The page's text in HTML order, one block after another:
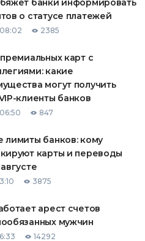
ПОЛИСЫ
О СТРАХОВЫХ
банки информировать
о статусе платежей
2385
карт с
какие
могут получить
клиенты банков
847
лимиты банков: кому
карты и переводы
3875
арест счетов
мужчин
14292